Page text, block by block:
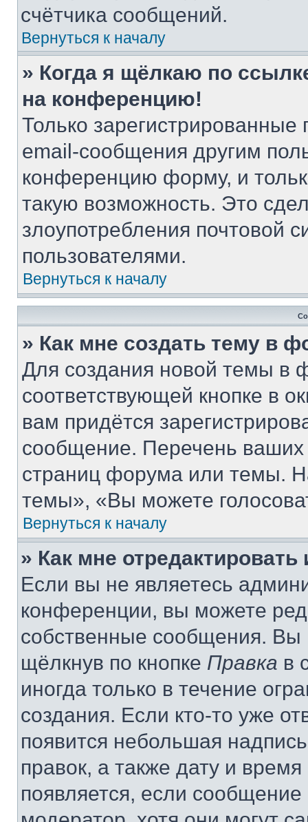
счётчика сообщений.
Вернуться к началу
» Когда я щёлкаю по
на конференцию!
Только зарегистрированные
email-сообщения другим
конференцию форму, и
такую возможность. Это
злоупотребления почтовой
пользователями.
Вернуться к началу
» Как мне создать тему в
Для создания новой темы в
соответствующей кнопке в
вам придётся
сообщение. Перечень ваших
страниц форума или темы.
темы», «Вы можете
Вернуться к началу
» Как мне
Если вы не являетесь
конференции, вы можете
собственные сообщения. Вы
щёлкнув по кнопке Правка в
иногда только в течение
создания. Если кто-то уже
появится небольшая
правок, а также дату и
появляется, если